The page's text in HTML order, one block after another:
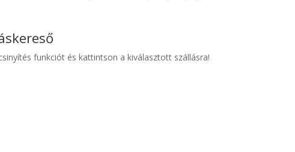
funkciót és kattintson a kiválasztott szállásra!